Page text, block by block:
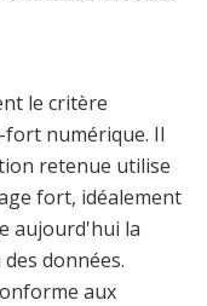
le critère
numérique. Il
retenue utilise
fort, idéalement
aujourd'hui la
données.
aux